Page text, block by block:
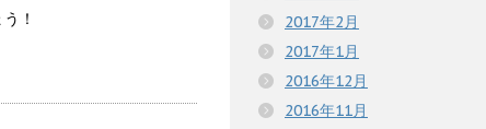
！
2017年2月
2017年1月
2016年12月
2016年11月